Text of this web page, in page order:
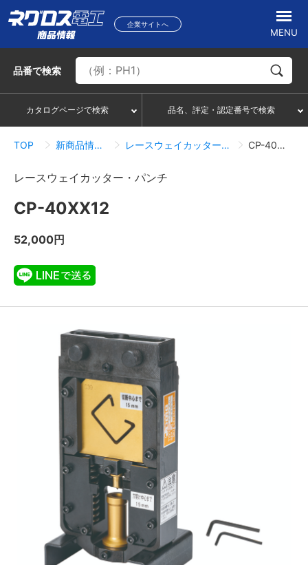
企業サイトへ
MENU
品番で検索
カタログページで検索 品名、評定・認定番号で検索
TOP 新商品情報一覧 レースウェイカッター・パンチ CP-40XX12
レースウェイカッター・パンチ
CP-40XX12
52,000円